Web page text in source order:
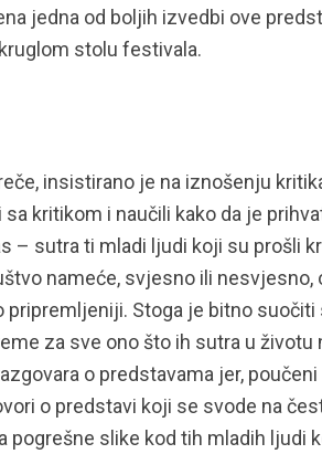
jedna od boljih izvedbi ove
stolu festivala.
insistirano je na iznošenju
kritikom i naučili kako da je
– sutra ti mladi ljudi koji su prošli
nameće, svjesno ili
Stoga je bitno
za sve ono što ih sutra u
o predstavama jer,
o predstavi koji se svode na
pogrešne slike kod tih mladih ljudi